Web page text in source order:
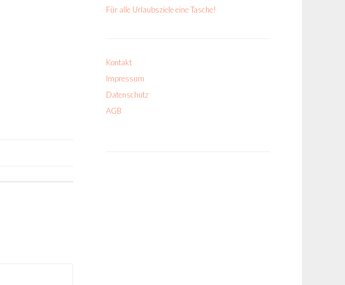
Für alle Urlaubsziele eine Tasche!
Kontakt
Impressum
Datenschutz
AGB